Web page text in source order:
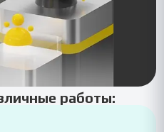
работы: